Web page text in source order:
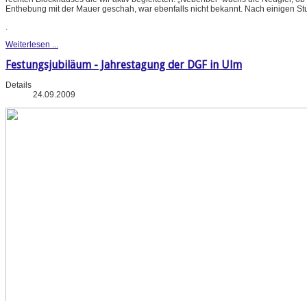
Enthebung mit der Mauer geschah, war ebenfalls nicht bekannt. Nach einigen
.
Weiterlesen ...
Festungsjubiläum - Jahrestagung der DGF in Ulm
Details
24.09.2009